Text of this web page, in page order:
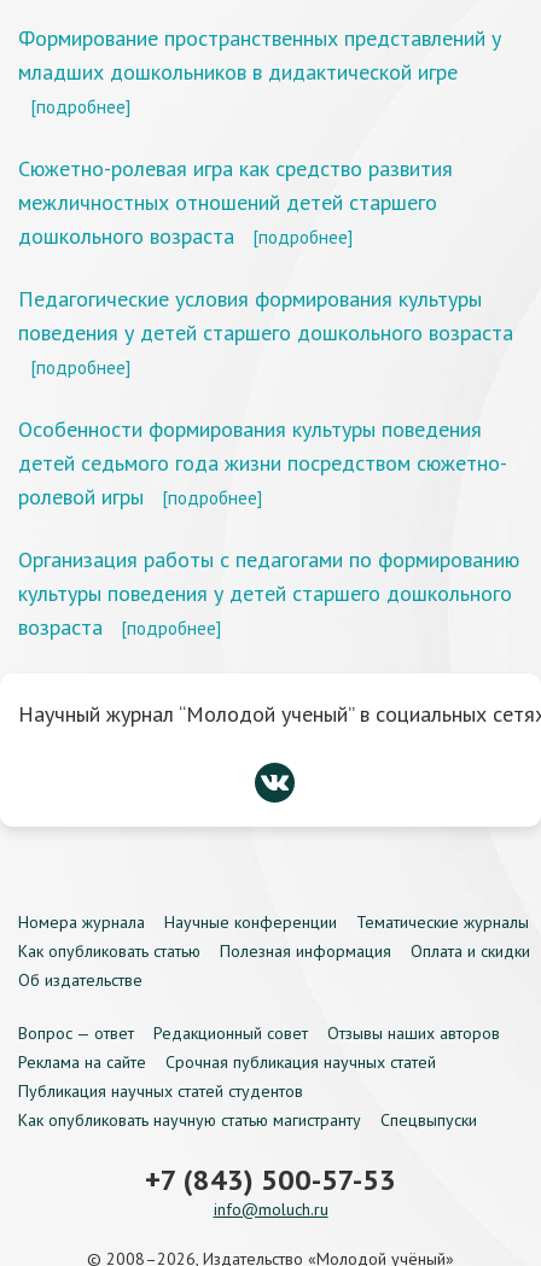
Формирование пространственных представлений у
младших дошкольников в дидактической игре
[подробнее]
Сюжетно-ролевая игра как средство развития
межличностных отношений детей старшего
дошкольного возраста
[подробнее]
Педагогические условия формирования культуры
поведения у детей старшего дошкольного возраста
[подробнее]
Особенности формирования культуры поведения
детей седьмого года жизни посредством сюжетно-
ролевой игры
[подробнее]
Организация работы с педагогами по формированию
культуры поведения у детей старшего дошкольного
возраста
[подробнее]
Научный журнал “Молодой ученый” в социальных
Номера журнала Научные конференции
Тематические журналы
Как опубликовать статью
Полезная информация
Оплата и скидки
Об издательстве
Вопрос — ответ Редакционный совет
Отзывы наших авторов
Реклама на сайте
Срочная публикация научных статей
Публикация научных статей студентов
Как опубликовать научную статью магистранту
Спецвыпуски
+7 (843) 500-57-53
info@moluch.ru
© 2008–2026, Издательство «Молодой учёный»